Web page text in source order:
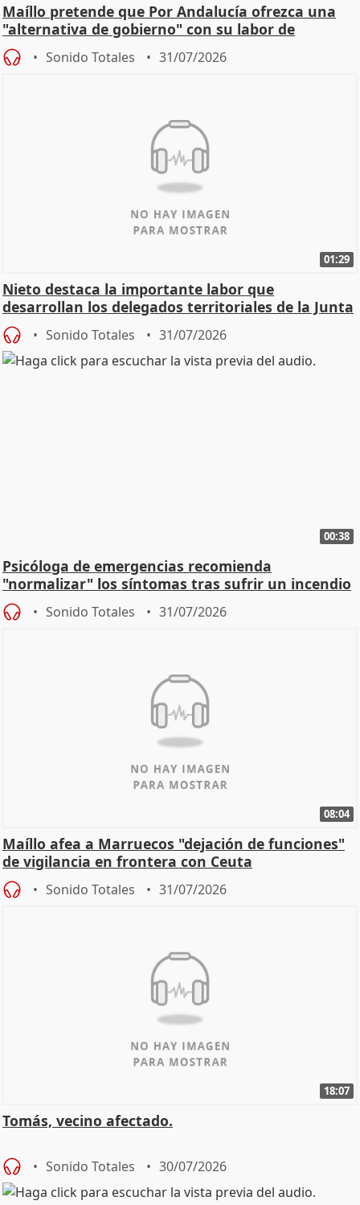
Maíllo pretende que Por Andalucía ofrezca una
"alternativa de gobierno" con su labor de
oposición
Sonido Totales 31/07/2026
01:29
Nieto destaca la importante labor que
desarrollan los delegados territoriales de la Junta
Sonido Totales 31/07/2026
00:38
Psicóloga de emergencias recomienda
"normalizar" los síntomas tras sufrir un incendio
Sonido Totales 31/07/2026
08:04
Maíllo afea a Marruecos "dejación de funciones"
de vigilancia en frontera con Ceuta
Sonido Totales 31/07/2026
18:07
Tomás, vecino afectado.
Sonido Totales 30/07/2026